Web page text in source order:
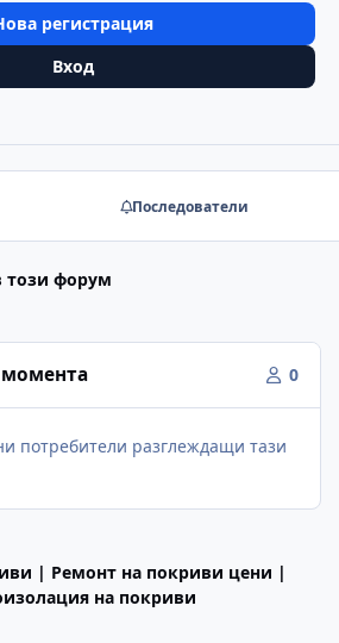
регистрация
Вход
Последователи
този форум
0
потребители разглеждащи тази
| Ремонт на покриви цени |
на покриви